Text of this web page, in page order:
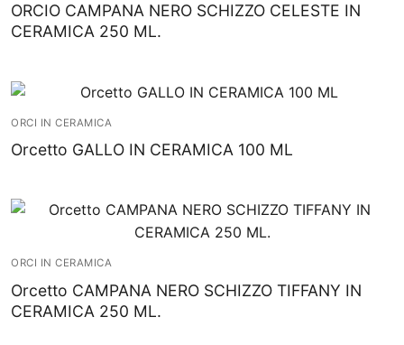
ORCIO CAMPANA NERO SCHIZZO CELESTE IN
CERAMICA 250 ML.
ORCI IN CERAMICA
Orcetto GALLO IN CERAMICA 100 ML
ORCI IN CERAMICA
Orcetto CAMPANA NERO SCHIZZO TIFFANY IN
CERAMICA 250 ML.